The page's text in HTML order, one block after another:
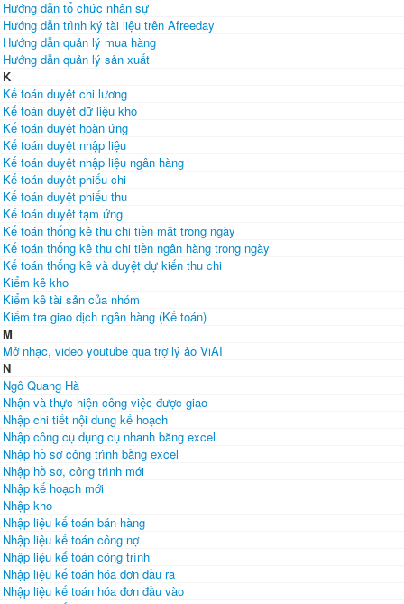
Hướng dẫn tổ chức nhân sự
Hướng dẫn trình ký tài liệu trên Afreeday
Hướng dẫn quản lý mua hàng
Hướng dẫn quản lý sản xuất
K
Kế toán duyệt chi lương
Kế toán duyệt dữ liệu kho
Kế toán duyệt hoàn ứng
Kế toán duyệt nhập liệu
Kế toán duyệt nhập liệu ngân hàng
Kế toán duyệt phiếu chi
Kế toán duyệt phiếu thu
Kế toán duyệt tạm ứng
Kế toán thống kê thu chi tiền mặt trong ngày
Kế toán thống kê thu chi tiền ngân hàng trong ngày
Kế toán thống kê và duyệt dự kiến thu chi
Kiểm kê kho
Kiểm kê tài sản của nhóm
Kiểm tra giao dịch ngân hàng (Kế toán)
M
Mở nhạc, video youtube qua trợ lý ảo ViAI
N
Ngô Quang Hà
Nhận và thực hiện công việc được giao
Nhập chi tiết nội dung kế hoạch
Nhập công cụ dụng cụ nhanh bằng excel
Nhập hồ sơ công trình bằng excel
Nhập hồ sơ, công trình mới
Nhập kế hoạch mới
Nhập kho
Nhập liệu kế toán bán hàng
Nhập liệu kế toán công nợ
Nhập liệu kế toán công trình
Nhập liệu kế toán hóa đơn đầu ra
Nhập liệu kế toán hóa đơn đầu vào